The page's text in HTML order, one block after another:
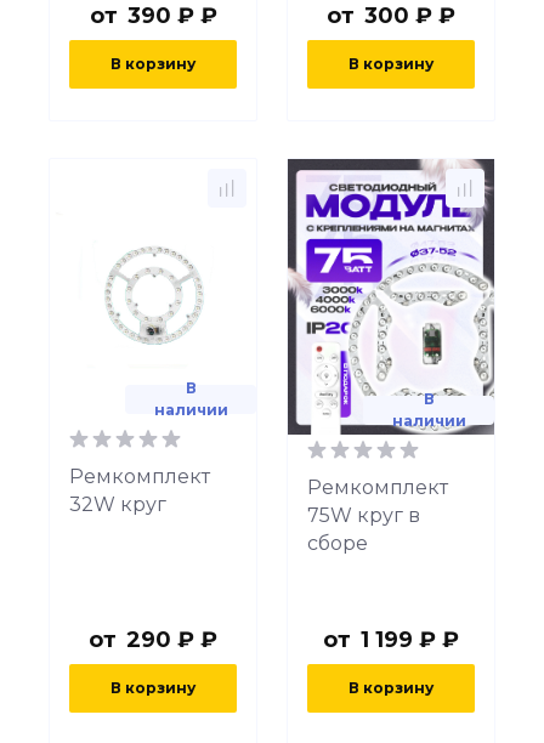
от 390 ₽ ₽
В корзину
от 300 ₽ ₽
В корзину
В
наличии
Ремкомплект
32W круг
от 290 ₽ ₽
В корзину
В
наличии
Ремкомплект
75W круг в
сборе
от 1 199 ₽ ₽
В корзину